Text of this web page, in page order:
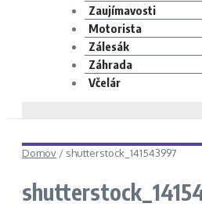
Zaujímavosti
Motorista
Zálesák
Záhrada
Včelár
Domov / shutterstock_141543997